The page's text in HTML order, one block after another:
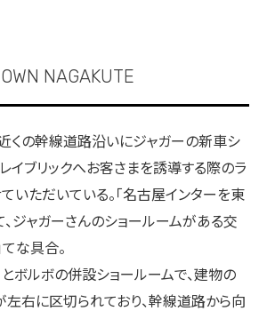
NAGAKUTE
くの幹線道路沿いにジャガーの新車シ
イブリックへお客さまを誘導する際のラ
いただいている。「名古屋インターを東
ジャガーさんのショールームがある交
てな具合。
ボルボの併設ショールームで、建物の
左右に区切られており、幹線道路から向